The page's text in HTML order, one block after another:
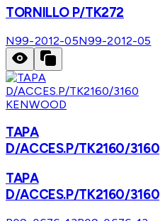
TORNILLO P/TK272
N99-2012-05N99-2012-05
KENWOOD
TAPA
D/ACCES.P/TK2160/3160
TAPA
D/ACCES.P/TK2160/3160